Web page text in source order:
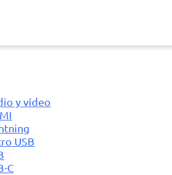
y vídeo
USB
C